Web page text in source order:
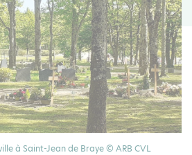
à Saint-Jean de Braye © ARB CVL